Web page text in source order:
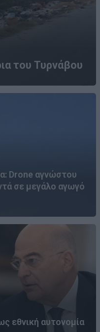
του Τυρνάβου
Drone αγνώστου
σε μεγάλο αγωγό
εθνική αυτονομία